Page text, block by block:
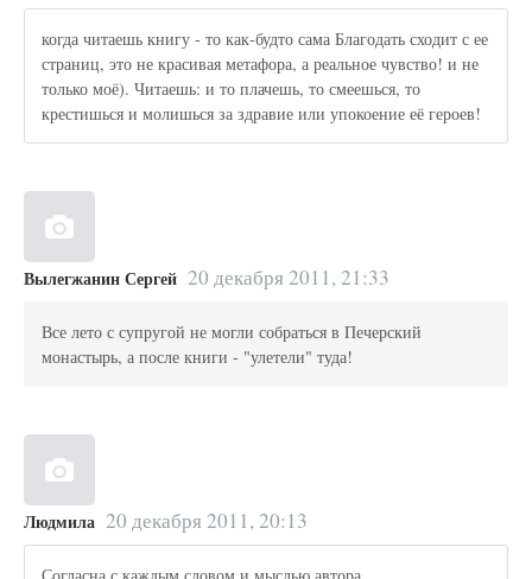
когда читаешь книгу - то как-будто сама Благодать сходит с ее
страниц, это не красивая метафора, а реальное чувство! и не
только моё). Читаешь: и то плачешь, то смеешься, то
крестишься и молишься за здравие или упокоение её героев!
Вылегжанин Сергей 20 декабря 2011, 21:33
Все лето с супругой не могли собраться в Печерский
монастырь, а после книги - "улетели" туда!
Людмила 20 декабря 2011, 20:13